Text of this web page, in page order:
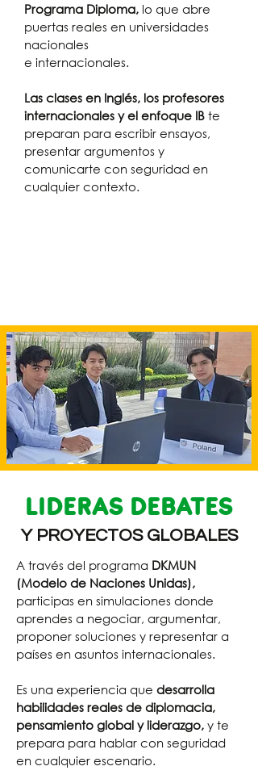
Programa Diploma, lo que abre
puertas reales en universidades
nacionales
e internacionales.
Las clases en Inglés, los profesores
internacionales y el enfoque IB te
preparan para escribir ensayos,
presentar argumentos y
comunicarte con seguridad en
cualquier contexto.
LIDERAS DEBATES
Y PROYECTOS GLOBALES
A través del programa DKMUN
(Modelo de Naciones Unidas),
participas en simulaciones donde
aprendes a negociar, argumentar,
proponer soluciones y representar a
países en asuntos internacionales.
Es una experiencia que desarrolla
habilidades reales de diplomacia,
pensamiento global y liderazgo, y te
prepara para hablar con seguridad
en cualquier escenario.